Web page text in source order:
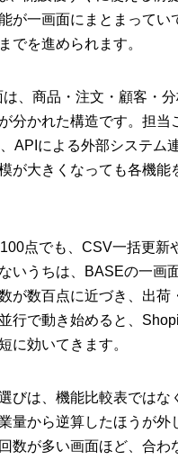
が一画面にまとまってい
でを進められます。
、商品・注文・顧客・分
分かれた構造です。担当
APIによる外部システム
が大きくなっても各機能
点でも、CSV一括更新
いうちは、BASEの一画
が数百点に近づき、出荷
行で動き始めると、
に効いてきます。
びは、機能比較表ではな
量から逆算したほうが外
数が多い画面ほど、合わ